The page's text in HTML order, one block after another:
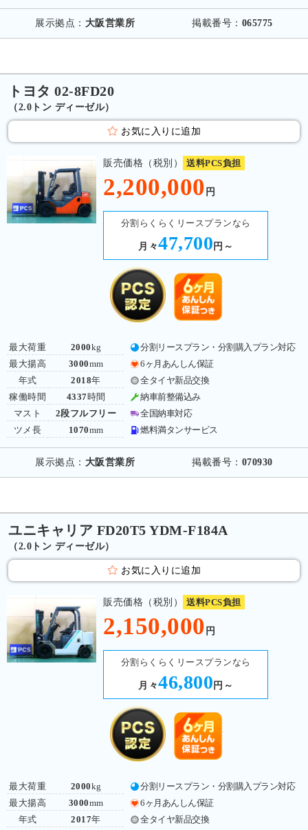
展示拠点： 大阪営業所 掲載番号： 065775
トヨタ 02-8FD20
（2.0トン ディーゼル）
お気に入りに追加
販売価格（税別） 送料PCS負担
2,200,000 円
分割らくらくリースプランなら
月々47,700 円～
最大荷重
最大揚高
年式
稼働時間
マスト
ツメ長
2000kg
3000mm
2018年
4337時間
2段フルフリー
1070mm
分割リースプラン・分割購入プラン対応
6ヶ月あんしん保証
全タイヤ新品交換
納車前整備込み
全国納車対応
燃料満タンサービス
展示拠点： 大阪営業所 掲載番号： 070930
ユニキャリア FD20T5 YDM-F184A
（2.0トン ディーゼル）
お気に入りに追加
販売価格（税別） 送料PCS負担
2,150,000 円
分割らくらくリースプランなら
月々46,800 円～
最大荷重
最大揚高
年式
2000kg
3000mm
2017年
分割リースプラン・分割購入プラン対応
6ヶ月あんしん保証
全タイヤ新品交換